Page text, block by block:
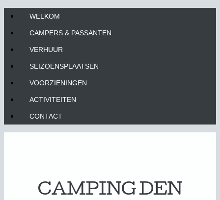
WELKOM
CAMPERS & PASSANTEN
VERHUUR
SEIZOENSPLAATSEN
VOORZIENINGEN
ACTIVITEITEN
CONTACT
CAMPING DEN